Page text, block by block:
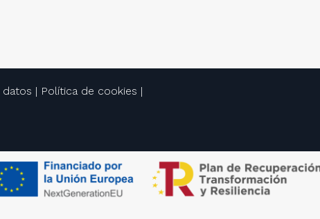
datos | Política de cookies |